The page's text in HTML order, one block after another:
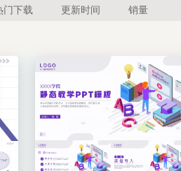
门下载 更新时间 销量